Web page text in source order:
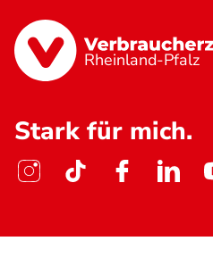
Rheinland-Pfalz
Stark für mich.